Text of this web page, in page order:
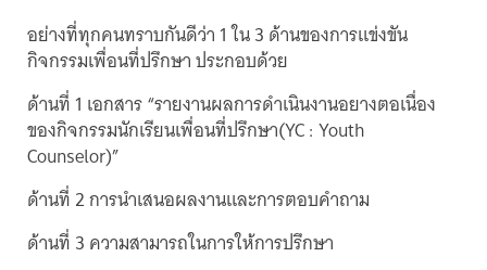
อย่างที่ทุกคนทราบกันดีว่า 1 ใน 3 ด้านของการแข่งขัน
กิจกรรมเพื่อนที่ปรึกษา ประกอบด้วย
ด้านที่ 1 เอกสาร “รายงานผลการดําเนินงานอยางตอเนื่อง
ของกิจกรรมนักเรียนเพื่อนที่ปรึกษา(YC : Youth
Counselor)”
ด้านที่ 2 การนําเสนอผลงานและการตอบคําถาม
ด้านที่ 3 ความสามารถในการให้การปรึกษา